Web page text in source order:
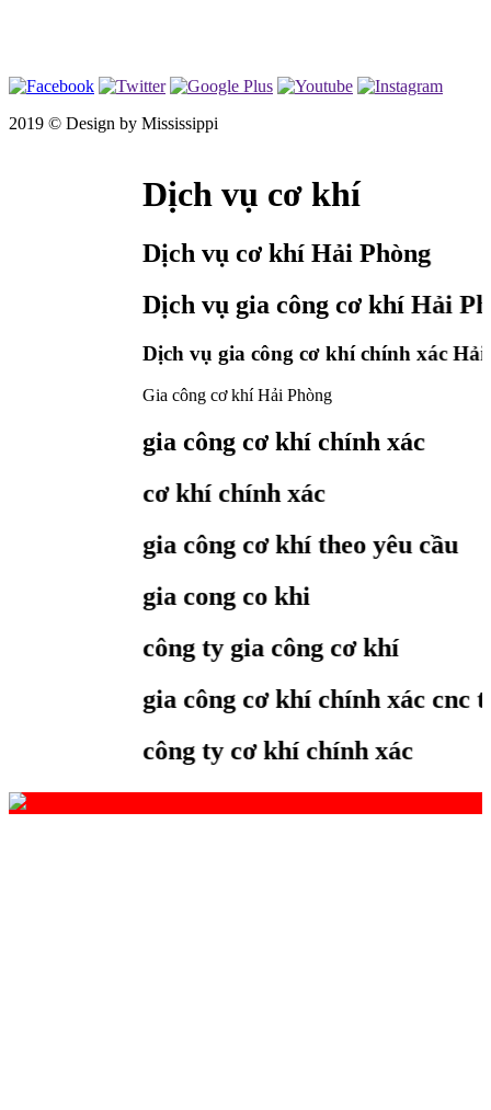
2019 © Design by Mississippi
Dịch vụ cơ khí
Dịch vụ cơ khí Hải Phòng
Dịch vụ gia công cơ khí Hải
Dịch vụ gia công cơ khí chính xác Hải
Gia công cơ khí Hải Phòng
gia công cơ khí chính xác
cơ khí chính xác
gia công cơ khí theo yêu cầu
gia cong co khi
công ty gia công cơ khí
gia công cơ khí chính xác cnc
công ty cơ khí chính xác